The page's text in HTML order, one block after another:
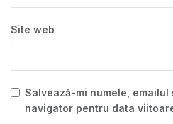
Site web
Salvează-mi numele,
navigator pentru data